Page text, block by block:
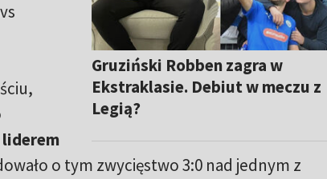
Gruziński Robben zagra w
Ekstraklasie. Debiut w meczu z
Legią?
o tym zwycięstwo 3:0 nad jednym z